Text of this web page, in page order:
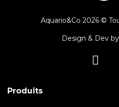
Aquario&Co 2026 ©
Design & Dev by
Produits